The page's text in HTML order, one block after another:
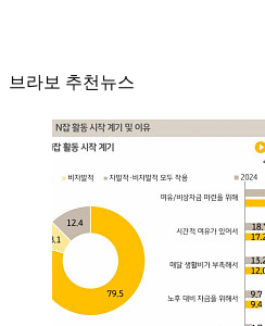
브라보 추천뉴스